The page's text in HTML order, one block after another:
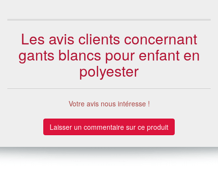
Les avis clients concernant
gants blancs pour enfant en
polyester
Votre avis nous intéresse !
Laisser un commentaire sur ce produit